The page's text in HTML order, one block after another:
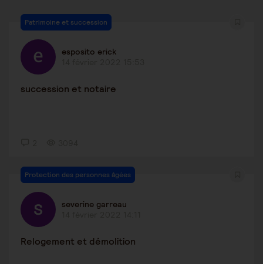
Patrimoine et succession
esposito erick
succession et notaire
Protection des personnes âgées
severine garreau
Relogement et démolition